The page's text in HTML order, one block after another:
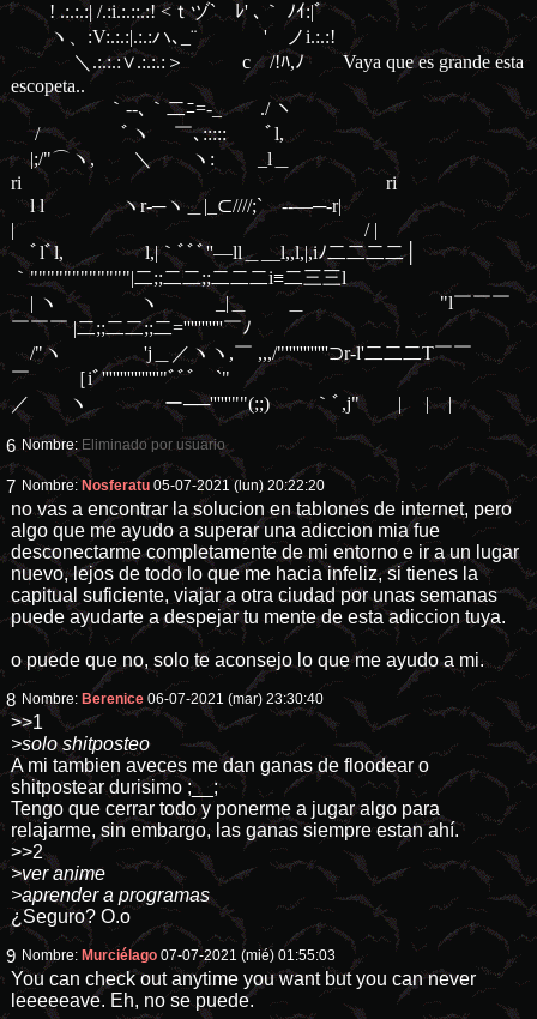
! .:.:.:| /.:i.:.::.:! <ｔヅ` ﾚ' ､｀ ﾉｲ:|ﾞ
ヽ、:V:.:.:|.:.:ハ､_¨ ' ノi.:.:!
＼.:.:.:∨.:.:.:＞ c /!ﾊ,ﾉ Vaya que es grande esta
escopeta..
｀‐-､｀二ﾆ=-_ ./ ヽ
/ ﾞヽ ￣､::::: ﾞl,
|;/"⌒ヽ, ＼ ヽ: _l＿
ri ri
l l ヽr‐─ヽ＿|_⊂////;`ゞ--―─-r|
| / |
ﾞlﾞl, l,|｀ﾞﾞﾞ''―ll＿__l,,l,|,iﾉ二二二二│
｀""""""""""""|二;;二二;;二二二i≡二三三l
| ヽ ヽ _|＿ ＿ "l￣￣￣
￣￣￣ |二;;二二;;二='''''''''''￣ﾉ
/"ヽ 'j＿／ヽヽ,￣ ,,,/"''''''''''''⊃r‐l'二二二T￣￣
￣ ［iﾞ''''''''''''''''"ﾞﾞﾞ￣`"
／ ヽ ー──''''''""(;;) ｀ﾞ,j" | | |
6 Nombre: Eliminado por usuario
7 Nombre: Nosferatu 05-07-2021 (lun) 20:22:20
no vas a encontrar la solucion en tablones de internet, pero
algo que me ayudo a superar una adiccion mia fue
desconectarme completamente de mi entorno e ir a un lugar
nuevo, lejos de todo lo que me hacia infeliz, si tienes la
capitual suficiente, viajar a otra ciudad por unas semanas
puede ayudarte a despejar tu mente de esta adiccion tuya.
o puede que no, solo te aconsejo lo que me ayudo a mi.
8 Nombre: Berenice 06-07-2021 (mar) 23:30:40
>>1
>solo shitposteo
A mi tambien aveces me dan ganas de floodear o
shitpostear durisimo ;__;
Tengo que cerrar todo y ponerme a jugar algo para
relajarme, sin embargo, las ganas siempre estan ahí.
>>2
>ver anime
>aprender a programas
¿Seguro? O.o
9 Nombre: Murciélago 07-07-2021 (mié) 01:55:03
You can check out anytime you want but you can never
leeeeeave. Eh, no se puede.